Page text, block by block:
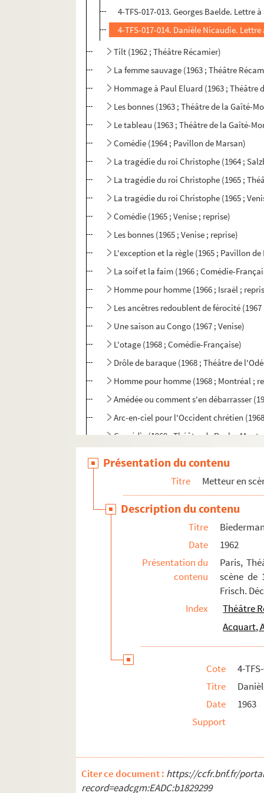
4-TFS-017-013. Georges Baelde. Lettre
4-TFS-017-014. Danièle Nicaudie.
Tilt (1962 ; Théâtre Récamier)
La femme sauvage (1963 ; Théâtre
Hommage à Paul Eluard (1963 ; Théâtre
Les bonnes (1963 ; Théâtre de la Gaîté-
Le tableau (1963 ; Théâtre de la Gaîté-
Comédie (1964 ; Pavillon de Marsan)
La tragédie du roi Christophe (1964 ;
La tragédie du roi Christophe (1965 ;
La tragédie du roi Christophe (1965 ;
Comédie (1965 ; Venise ; reprise)
Les bonnes (1965 ; Venise ; reprise)
L'exception et la règle (1965 ; Pavillon
La soif et la faim (1966 ; Comédie-
Homme pour homme (1966 ; Israël ;
Les ancêtres redoublent de férocité
Une saison au Congo (1967 ; Venise)
L'otage (1968 ; Comédie-Française)
Drôle de baraque (1968 ; Théâtre de
Homme pour homme (1968 ; Montréal ;
Amédée ou comment s'en débarrasser
Arc-en-ciel pour l'Occident chrétien
Comédie (1969 ; Théâtre de Poche-
Une tempête (1970 ; Baalbeck ; reprise)
La mort de Bessie Smith (1970 ; tournée)
Béatrice du Congo (1971 ; Avignon)
Homme pour homme (1972 ; Martinique
Le printemps des bonnets rouges (1972
Directeur de compagnie
Présentation du contenu
Titre Metteur en
Description du contenu
Titre
Date
1962
Présentation du
contenu
Paris,
scène de
Frisch.
Index
Théâtre
Acquart,
Cote
4-
Titre
Date
1963
Support
Citer ce document : https://ccfr.bnf.fr/
record=eadcgm:EADC:b1829299